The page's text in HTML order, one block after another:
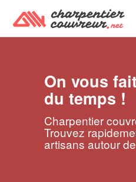
On vous
du temps !
Charpentier
Trouvez
artisans autour